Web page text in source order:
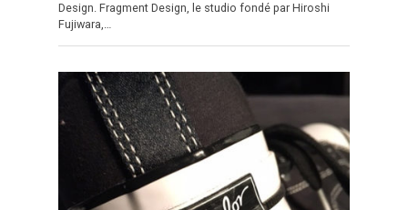
Design. Fragment Design, le studio fondé par Hiroshi
Fujiwara,…